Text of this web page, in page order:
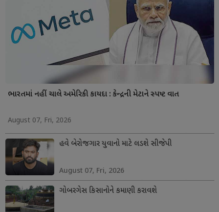
ભારતમાં નહીં ચાલે અમેરિકી કાયદા : કેન્દ્રની મેટાને સ્પષ્ટ વાત
August 07, Fri, 2026
હવે બેરોજગાર યુવાનો માટે લડશે સીજેપી
August 07, Fri, 2026
ગોબરગેસ કિસાનોને કમાણી કરાવશે